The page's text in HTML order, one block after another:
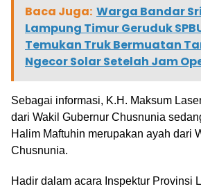
Baca Juga: Warga Bandar
Lampung Timur Geruduk
Temukan Truk Bermuatan
Ngecor Solar Setelah Jam
Sebagai informasi, K.H. Maksum
dari Wakil Gubernur Chusnunia
Halim Maftuhin merupakan ayah dari
Chusnunia.
Hadir dalam acara Inspektur Provinsi